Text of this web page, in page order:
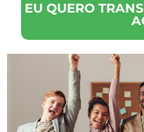
EU QUERO